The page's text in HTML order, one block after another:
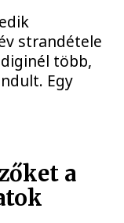
strandétele
több,
Egy
a